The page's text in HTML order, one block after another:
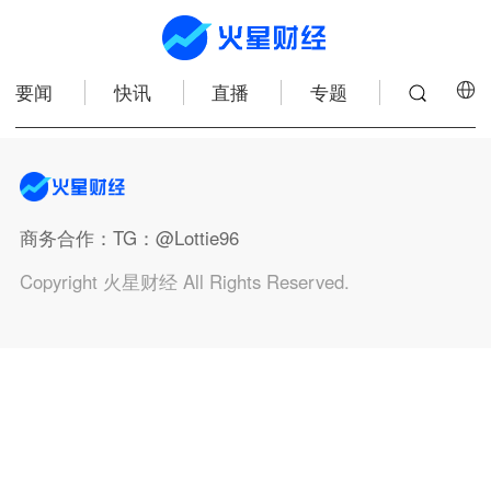
要闻 快讯 直播 专题
商务合作：TG：@Lottie96
Copyright 火星财经 All Rights Reserved.